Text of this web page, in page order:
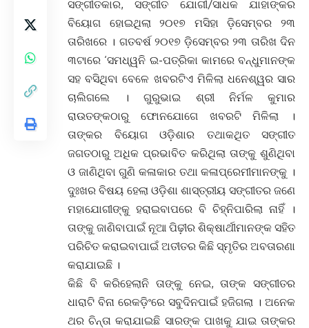
ସଙ୍ଗୀତକାର, ସଙ୍ଗୀତ ଯୋଗୀ/ସାଧକ ଯାହାଙ୍କର
ବିୟୋଗ ହୋଇଥିଲା ୨୦୧୭ ମସିହା ଡ଼ିସେମ୍ବର ୨୩
ତାରିଖରେ । ଗତବର୍ଷ ୨୦୧୭ ଡ଼ିସେମ୍ବର ୨୩ ତାରିଖ ଦିନ
୩ଟାରେ ‘ସମଧ୍ୱନି ଇ-ପତ୍ରିକା କାମରେ ବନ୍ଧୁମାନଙ୍କ
ସହ ବସିଥିବା ବେଳେ ଖବରଟିଏ ମିଳିଲା ଧନେଶ୍ୱର ସାର
ଚାଲିଗଲେ । ଗୁରୁଭାଇ ଶ୍ରୀ ନିର୍ମଳ କୁମାର
ରାଉତଙ୍କଠାରୁ ଫୋନଯୋଗେ ଖବରଟି ମିଳିଲା ।
ତାଙ୍କର ବିୟୋଗ ଓଡ଼ିଶାର ତଥାକଥିତ ସଙ୍ଗୀତ
ଜଗତଠାରୁ ଅଧିକ ପ୍ରଭାବିତ କରିଥିଲା ତାଙ୍କୁ ଶୁଣିଥିବା
ଓ ଜାଣିଥିବା ଗୁଣି କଳାକାର ତଥା କଳାପ୍ରେମୀମାନଙ୍କୁ ।
ଦୁଃଖର ବିଷୟ ହେଲା ଓଡ଼ିଶା ଶାସ୍ତ୍ରୀୟ ସଙ୍ଗୀତର ଜଣେ
ମହାଯୋଗୀଙ୍କୁ ହରାଇବାପରେ ବି ଚିହ୍ନିପାରିଲା ନାହିଁ ।
ତାଙ୍କୁ ଜାଣିବାପାଇଁ ନୂଆ ପିଢ଼ୀର ଶିକ୍ଷାର୍ଥୀମାନଙ୍କ ସହିତ
ପରିଚିତ କରାଇବାପାଇଁ ଅତୀତର କିଛି ସ୍ମୃତିର ଅବତାରଣା
କରାଯାଇଛି ।
କିଛି ବି କରିହେଲାନି ତାଙ୍କୁ ନେଇ, ତାଙ୍କ ସଙ୍ଗୀତର
ଧାରାଟି ବିନା ରେକଡ଼ିଂରେ ସବୁଦିନପାଇଁ ହଜିଗଲା । ଅନେକ
ଥର ଚିନ୍ତା କରାଯାଇଛି ସାରଙ୍କ ପାଖକୁ ଯାଇ ତାଙ୍କର